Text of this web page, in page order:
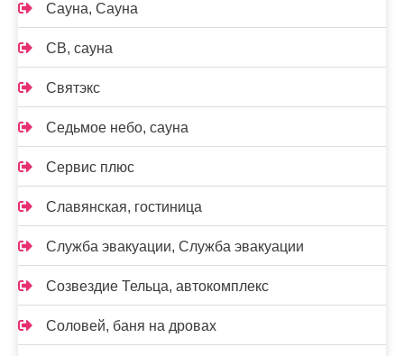
Сауна, Сауна
СВ, сауна
Святэкс
Седьмое небо, сауна
Сервис плюс
Славянская, гостиница
Служба эвакуации, Служба эвакуации
Созвездие Тельца, автокомплекс
Соловей, баня на дровах